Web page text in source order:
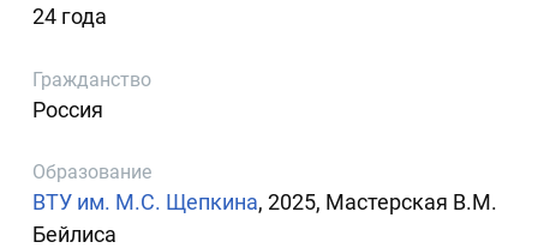
24 года
Гражданство
Россия
Образование
ВТУ им. М.С. Щепкина, 2025, Мастерская В.М.
Бейлиса